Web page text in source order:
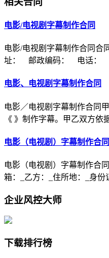
电影/电视剧字幕制作合同
电影/电视剧字幕制作合
址： 邮政编码： 电话：
电影、电视剧字幕制作合同
电影／电视剧字幕制作合同
《 》制作字幕。甲乙双方
电影（电视剧）字幕制作合同
电影（电视剧）字幕制作合
箱：_乙方：_住所地：_身
企业风控大师
下载排行榜